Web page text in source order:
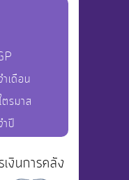
เดือน
รมาส
ปี
เงินการคลัง